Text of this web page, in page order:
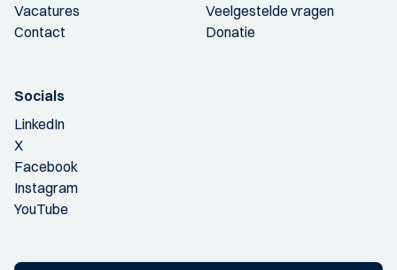
Vacatures
Contact
Veelgestelde vragen
Donatie
Socials
LinkedIn
X
Facebook
Instagram
YouTube